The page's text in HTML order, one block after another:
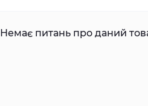
Немає питань про даний